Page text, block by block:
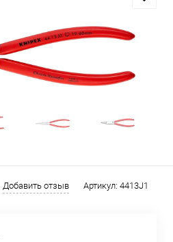
Добавить отзыв Артикул: 4413J1